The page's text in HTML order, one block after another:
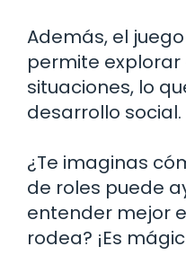
Además, el
permite
situaciones, lo
desarrollo social.
¿Te imaginas
de roles puede
entender mejor
rodea? ¡Es